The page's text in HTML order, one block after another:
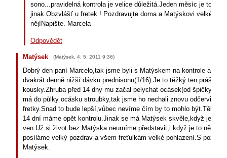
sono...pravidelná kontrola je velice důležitá.Jeden měsíc je to
jinak.Obzvlášť u fretek ! Pozdravujte doma a Matýskovi velké
něj!Napište. Marcela
Odpovědět
Matýsek (Matýsek 4. 5. 2011 9:36)
Dobrý den paní Marcelo,tak jsme byli s Matýskem na kontrole a
dvakrát denně nižší dávku prednisonu(1/16).Je to těžký ten prášek
kousky.Zhruba před 14 dny mu začal pelychat ocásek(od
má do půlky ocásku stroubky,tak jsme ho nechali znovu odčervit s
fretky.Snad to bude lepší,vůbec nevíme čím by to mohlo
14 dní máme opět kontrolu.Jinak se má Matýsek skvěle,když je
ven.Už si život bez Matýska neumíme představit,i když je to někdy
posíláme velký pozdrav a všem freťulkám velké pohlazení.S
Matýsek.